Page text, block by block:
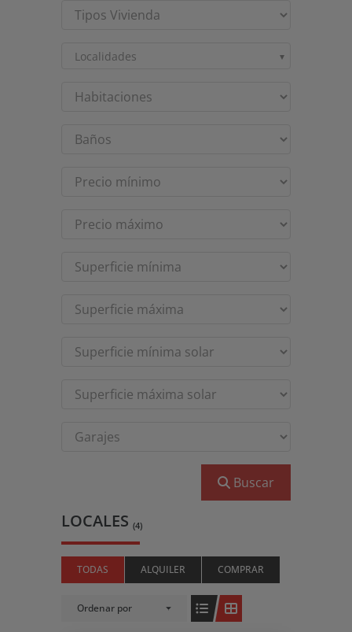
Localidades
Buscar
LOCALES (4)
TODAS ALQUILER COMPRAR
Ordenar por